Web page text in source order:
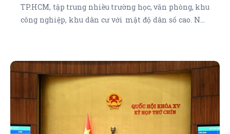
TP.HCM, tập trung nhiều trường học, văn phòng, khu
công nghiệp, khu dân cư với mật độ dân số cao. Nhu
uy tín và chất lượng tại Quận 11: